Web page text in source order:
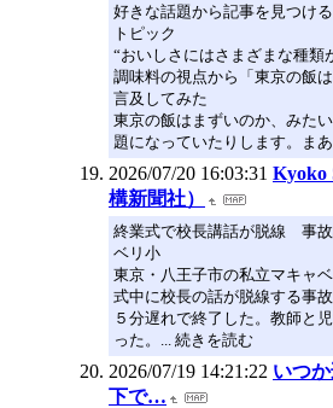
好きな話題から記事を見つける
トピック
“おいしさにはさまざまな種類
調味料の視点から「東京の飯
言及してみた
東京の飯はまずいのか、みた
題になっていたりします。ま
2026/07/20 16:03:31 Kyoko
構新聞社）
終業式で校長講話が脱線 事
ベリ小
東京・八王子市の私立マキャ
式中に校長の話が脱線する事
５分遅れで終了した。教師と
った。... 続きを読む
2026/07/19 14:21:22 いつ
下で…